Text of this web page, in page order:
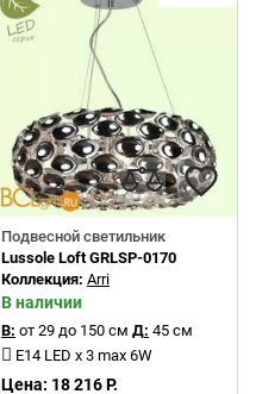
Подвесной светильник
Lussole Loft GRLSP-0170
Коллекция: Arri
В наличии
В: от 29 до 150 см Д: 45 см
E14 LED x 3 max 6W
Цена: 18 216 Р.